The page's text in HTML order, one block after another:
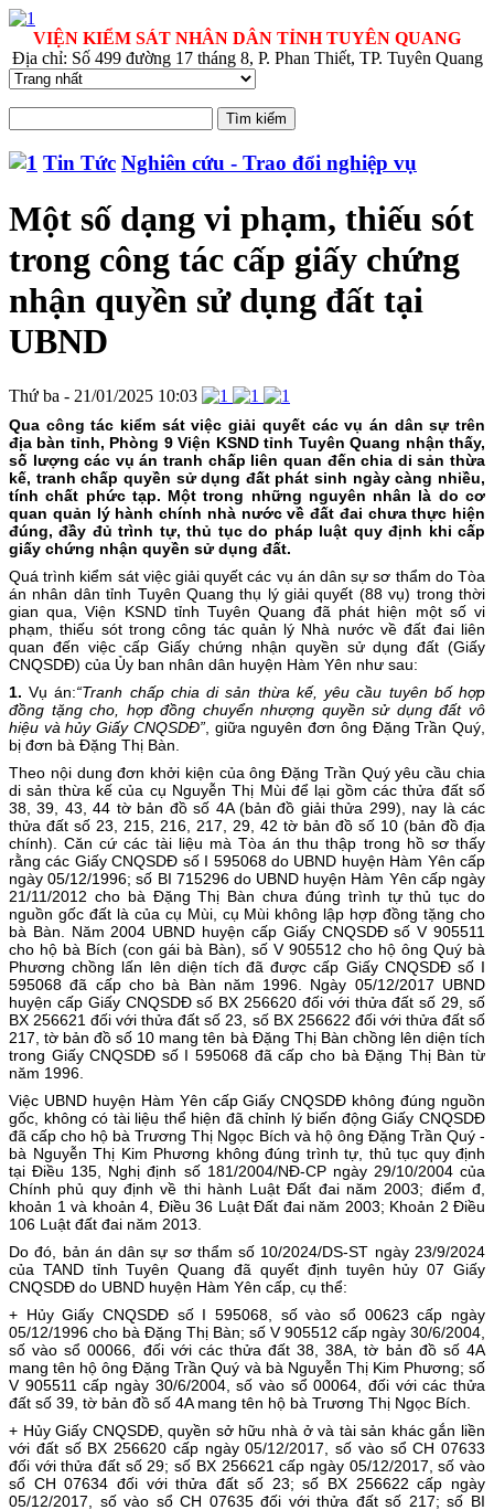
VIỆN KIỂM SÁT NHÂN DÂN TỈNH TUYÊN QUANG
Địa chỉ: Số 499 đường 17 tháng 8, P. Phan Thiết, TP. Tuyên Quang
Tin Tức Nghiên cứu - Trao đổi nghiệp vụ
Một số dạng vi phạm, thiếu sót
trong công tác cấp giấy chứng
nhận quyền sử dụng đất tại
UBND
Thứ ba - 21/01/2025 10:03
Qua công tác kiểm sát việc giải quyết các vụ án dân sự trên
địa bàn tỉnh, Phòng 9 Viện KSND tỉnh Tuyên Quang nhận thấy,
số lượng các vụ án tranh chấp liên quan đến chia di sản thừa
kế, tranh chấp quyền sử dụng đất phát sinh ngày càng nhiều,
tính chất phức tạp. Một trong những nguyên nhân là do cơ
quan quản lý hành chính nhà nước về đất đai chưa thực hiện
đúng, đầy đủ trình tự, thủ tục do pháp luật quy định khi cấp
giấy chứng nhận quyền sử dụng đất.
Quá trình kiểm sát việc giải quyết các vụ án dân sự sơ thẩm do Tòa
án nhân dân tỉnh Tuyên Quang thụ lý giải quyết (88 vụ) trong thời
gian qua, Viện KSND tỉnh Tuyên Quang đã phát hiện một số vi
phạm, thiếu sót trong công tác quản lý Nhà nước về đất đai liên
quan đến việc cấp Giấy chứng nhận quyền sử dụng đất (Giấy
CNQSDĐ) của Ủy ban nhân dân huyện Hàm Yên như sau:
1. Vụ án:“Tranh chấp chia di sản thừa kế, yêu cầu tuyên bố hợp
đồng tặng cho, hợp đồng chuyển nhượng quyền sử dụng đất vô
hiệu và hủy Giấy CNQSDĐ”, giữa nguyên đơn ông Đặng Trần Quý,
bị đơn bà Đặng Thị Bàn.
Theo nội dung đơn khởi kiện của ông Đặng Trần Quý yêu cầu chia
di sản thừa kế của cụ Nguyễn Thị Mùi để lại gồm các thửa đất số
38, 39, 43, 44 tờ bản đồ số 4A (bản đồ giải thửa 299), nay là các
thửa đất số 23, 215, 216, 217, 29, 42 tờ bản đồ số 10 (bản đồ địa
chính). Căn cứ các tài liệu mà Tòa án thu thập trong hồ sơ thấy
rằng các Giấy CNQSDĐ số I 595068 do UBND huyện Hàm Yên cấp
ngày 05/12/1996; số BI 715296 do UBND huyện Hàm Yên cấp ngày
21/11/2012 cho bà Đặng Thị Bàn chưa đúng trình tự thủ tục do
nguồn gốc đất là của cụ Mùi, cụ Mùi không lập hợp đồng tặng cho
bà Bàn. Năm 2004 UBND huyện cấp Giấy CNQSDĐ số V 905511
cho hộ bà Bích (con gái bà Bàn), số V 905512 cho hộ ông Quý bà
Phương chồng lấn lên diện tích đã được cấp Giấy CNQSDĐ số I
595068 đã cấp cho bà Bàn năm 1996. Ngày 05/12/2017 UBND
huyện cấp Giấy CNQSDĐ số BX 256620 đối với thửa đất số 29, số
BX 256621 đối với thửa đất số 23, số BX 256622 đối với thửa đất số
217, tờ bản đồ số 10 mang tên bà Đặng Thị Bàn chồng lên diện tích
trong Giấy CNQSDĐ số I 595068 đã cấp cho bà Đặng Thị Bàn từ
năm 1996.
Việc UBND huyện Hàm Yên cấp Giấy CNQSDĐ không đúng nguồn
gốc, không có tài liệu thể hiện đã chỉnh lý biến động Giấy CNQSDĐ
đã cấp cho hộ bà Trương Thị Ngọc Bích và hộ ông Đặng Trần Quý -
bà Nguyễn Thị Kim Phương không đúng trình tự, thủ tục quy định
tại Điều 135, Nghị định số 181/2004/NĐ-CP ngày 29/10/2004 của
Chính phủ quy định về thi hành Luật Đất đai năm 2003; điểm đ,
khoản 1 và khoản 4, Điều 36 Luật Đất đai năm 2003; Khoản 2 Điều
106 Luật đất đai năm 2013.
Do đó, bản án dân sự sơ thẩm số 10/2024/DS-ST ngày 23/9/2024
của TAND tỉnh Tuyên Quang đã quyết định tuyên hủy 07 Giấy
CNQSDĐ do UBND huyện Hàm Yên cấp, cụ thể:
+ Hủy Giấy CNQSDĐ số I 595068, số vào sổ 00623 cấp ngày
05/12/1996 cho bà Đặng Thị Bàn; số V 905512 cấp ngày 30/6/2004,
số vào sổ 00066, đối với các thửa đất 38, 38A, tờ bản đồ số 4A
mang tên hộ ông Đặng Trần Quý và bà Nguyễn Thị Kim Phương; số
V 905511 cấp ngày 30/6/2004, số vào sổ 00064, đối với các thửa
đất số 39, tờ bản đồ số 4A mang tên hộ bà Trương Thị Ngọc Bích.
+ Hủy Giấy CNQSDĐ, quyền sở hữu nhà ở và tài sản khác gắn liền
với đất số BX 256620 cấp ngày 05/12/2017, số vào sổ CH 07633
đối với thửa đất số 29; số BX 256621 cấp ngày 05/12/2017, số vào
sổ CH 07634 đối với thửa đất số 23; số BX 256622 cấp ngày
05/12/2017, số vào sổ CH 07635 đối với thửa đất số 217; số BI